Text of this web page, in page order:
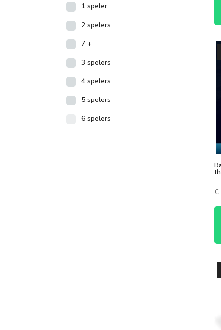
1 speler
2 spelers
7 +
3 spelers
4 spelers
5 spelers
6 spelers
€